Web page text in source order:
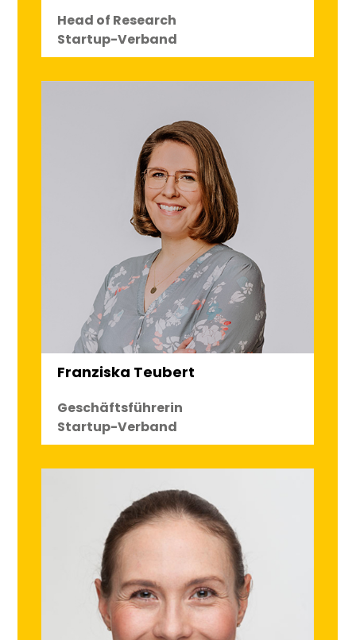
Head of Research
Startup-Verband
Franziska Teubert
Geschäftsführerin
Startup-Verband